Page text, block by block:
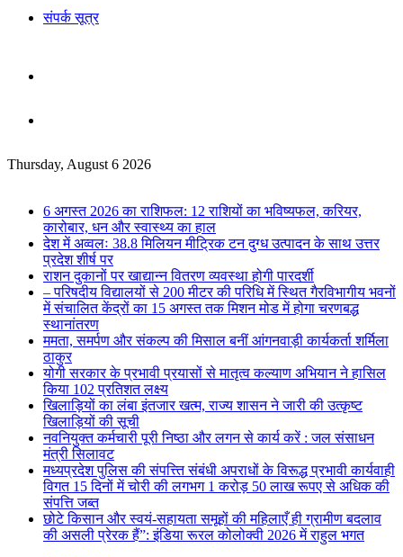
संपर्क सूत्र
for
Thursday, August 6 2026
6 अगस्त 2026 का राशिफल: 12 राशियों का भविष्यफल, करियर,
कारोबार, धन और स्वास्थ्य का हाल
देश में अव्वलः 38.8 मिलियन मीट्रिक टन दुग्ध उत्पादन के साथ उत्तर
प्रदेश शीर्ष पर
राशन दुकानों पर खाद्यान्न वितरण व्यवस्था होगी पारदर्शी
– परिषदीय विद्यालयों से 200 मीटर की परिधि में स्थित गैरविभागीय भवनों
में संचालित केंद्रों का 15 अगस्त तक मिशन मोड में होगा चरणबद्ध
स्थानांतरण
ममता, समर्पण और संकल्प की मिसाल बनीं आंगनवाड़ी कार्यकर्ता शर्मिला
ठाकुर
योगी सरकार के प्रभावी प्रयासों से मातृत्व कल्याण अभियान ने हासिल
किया 102 प्रतिशत लक्ष्य
खिलाड़ियों का लंबा इंतजार खत्म, राज्य शासन ने जारी की उत्कृष्ट
खिलाड़ियों की सूची
नवनियुक्त कर्मचारी पूरी निष्ठा और लगन से कार्य करें : जल संसाधन
मंत्री सिलावट
मध्यप्रदेश पुलिस की संपत्त्ति संबंधी अपराधों के विरूद्ध प्रभावी कार्यवाही
विगत 15 दिनों में चोरी की लगभग 1 करोड़ 50 लाख रूपए से अधिक की
संपत्ति जब्‍त
छोटे किसान और स्वयं-सहायता समूहों की महिलाएँ ही ग्रामीण बदलाव
की असली प्रेरक हैं”: इंडिया रूरल कोलोक्वी 2026 में राहुल भगत